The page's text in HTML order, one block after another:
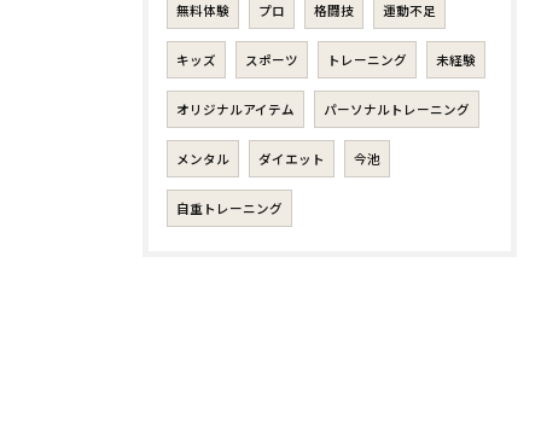
無料体験 プロ 格闘技 運動不足
キッズ スポーツ トレーニング 未経験
オリジナルアイテム パーソナルトレーニング
メンタル ダイエット 今池
自重トレーニング